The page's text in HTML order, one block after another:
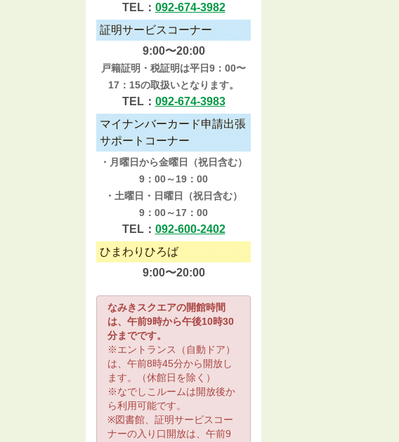
TEL： 092-674-3982
証明サービスコーナー
9:00〜20:00
戸籍証明・税証明は平日9：00〜
17：15の取扱いとなります。
TEL： 092-674-3983
マイナンバーカード申請出張
サポートコーナー
・月曜日から金曜日（祝日含む）
9：00～19：00
・土曜日・日曜日（祝日含む）
9：00～17：00
TEL： 092-600-2402
ひまわりひろば
9:00〜20:00
なみきスクエアの開館時間
は、午前9時から午後10時30
分までです。
※エントランス（自動ドア）
は、午前8時45分から開放し
ます。（休館日を除く）
※なでしこルームは開放後か
ら利用可能です。
※図書館、証明サービスコー
ナーの入り口開放は、午前9